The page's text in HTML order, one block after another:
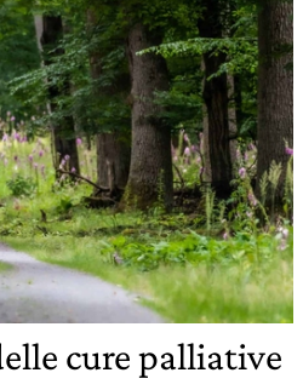
cure palliative